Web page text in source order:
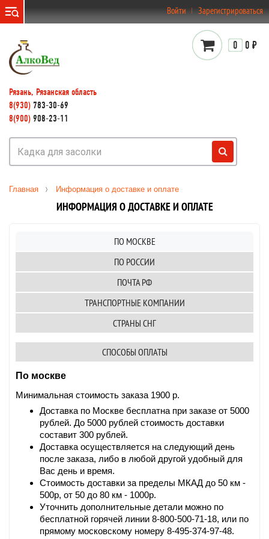
Войти Зарегистрироваться
Рязань, Рязанская область
8(930) 783-30-69
8(900) 908-23-11
0 0 ₽
Главная Информация о доставке и оплате
ИНФОРМАЦИЯ О ДОСТАВКЕ И ОПЛАТЕ
ПО МОСКВЕ
ПО РОССИИ
ПОЧТА РФ
ТРАНСПОРТНЫЕ КОМПАНИИ
СТРАНЫ СНГ
СПОСОБЫ ОПЛАТЫ
По москве
Минимальная стоимость заказа 1900 р.
Доставка по Москве бесплатна при заказе от 5000
рублей. До 5000 рублей стоимость доставки
составит 300 рублей.
Доставка осуществляется на следующий день
после заказа, либо в любой другой удобный для
Вас день и время.
Стоимость доставки за пределы МКАД до 50 км -
500р, от 50 до 80 км - 1000р.
Уточнить дополнительные детали можно по
бесплатной горячей линии 8-800-500-71-18, или по
прямому московскому номеру 8-495-374-97-48.